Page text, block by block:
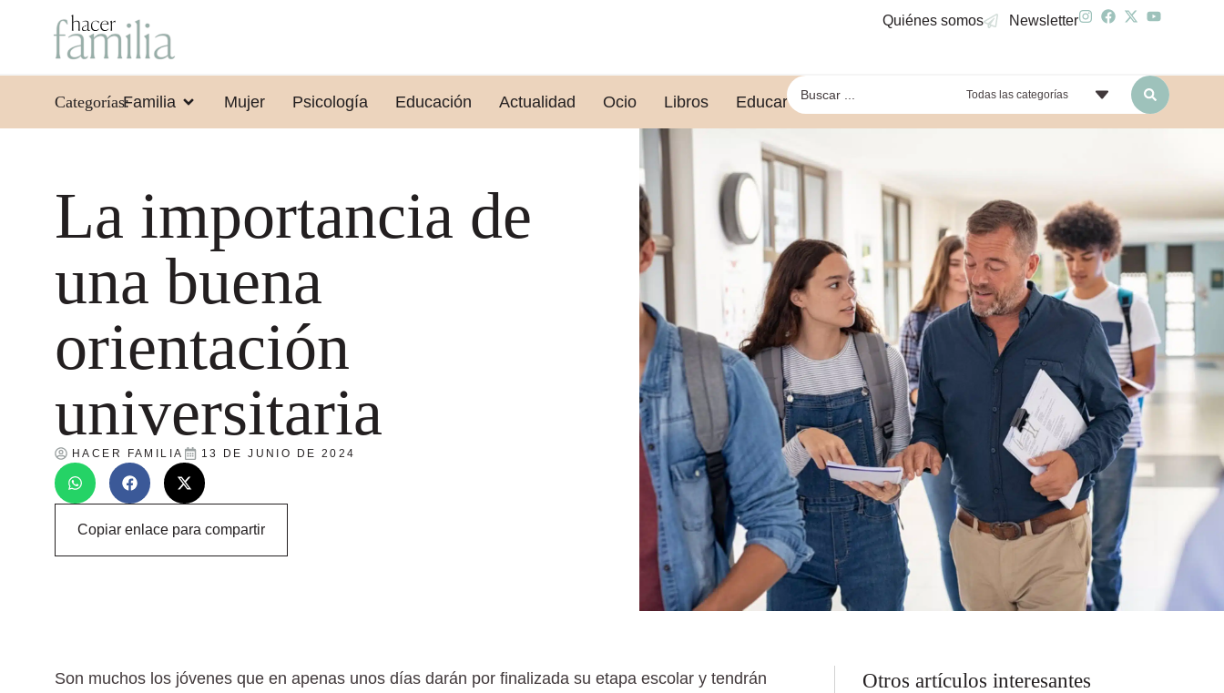
Quiénes somos Newsletter
Categorías:Familia Mujer Psicología Educación Actualidad Ocio Libros Educar leyendo Todas las categorías
La importancia de
una buena
orientación
universitaria
HACER FAMILIA 13 DE JUNIO DE 2024
Copiar enlace para compartir
Son muchos los jóvenes que en apenas unos días darán por finalizada su etapa escolar y tendrán
Otros artículos interesantes